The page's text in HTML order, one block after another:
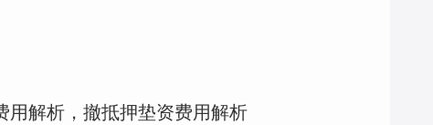
用解析，撤抵押垫资费用解析